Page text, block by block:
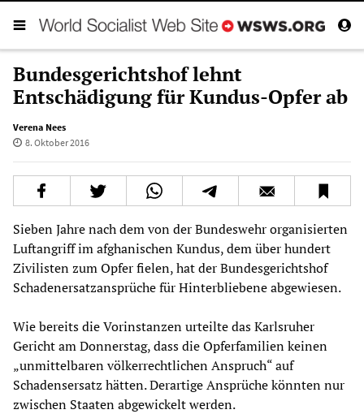
Bundesgerichtshof lehnt
Entschädigung für Kundus-Opfer ab
Verena Nees
8. Oktober 2016
Sieben Jahre nach dem von der Bundeswehr organisierten
Luftangriff im afghanischen Kundus, dem über hundert
Zivilisten zum Opfer fielen, hat der Bundesgerichtshof
Schadenersatzansprüche für Hinterbliebene abgewiesen.
Wie bereits die Vorinstanzen urteilte das Karlsruher
Gericht am Donnerstag, dass die Opferfamilien keinen
„unmittelbaren völkerrechtlichen Anspruch“ auf
Schadensersatz hätten. Derartige Ansprüche könnten nur
zwischen Staaten abgewickelt werden.